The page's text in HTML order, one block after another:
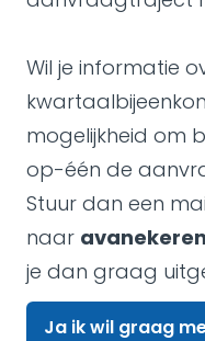
Wil je informatie
mogelijkheid om
op-één de
Stuur dan een
naar
je dan graag
Ja ik wil graag